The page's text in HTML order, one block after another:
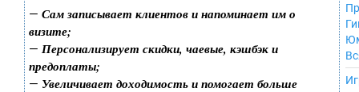
— Сам записывает клиентов и напоминает им о
визите;
— Персонализирует скидки, чаевые, кэшбэк и
предоплаты;
— Увеличивает доходимость и помогает больше
Nintendo DS
iOS
Sega Mega Drive